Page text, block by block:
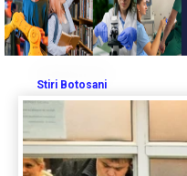
Stiri Botosani